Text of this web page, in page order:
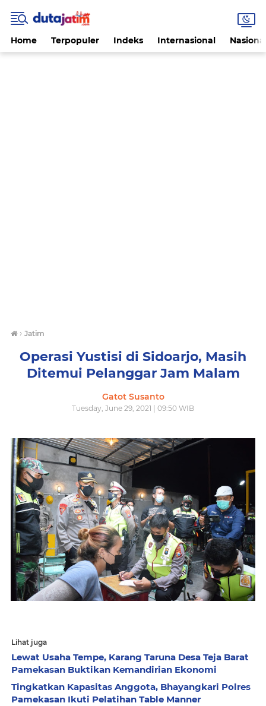
Home Terpopuler Indeks Internasional
› Jatim
Operasi Yustisi di Sidoarjo, Masih
Ditemui Pelanggar Jam Malam
Gatot Susanto
Tuesday, June 29, 2021 | 09:50 WIB
Lihat juga
Lewat Usaha Tempe, Karang Taruna Desa Teja Barat
Pamekasan Buktikan Kemandirian Ekonomi
Tingkatkan Kapasitas Anggota, Bhayangkari Polres
Pamekasan Ikuti Pelatihan Table Manner